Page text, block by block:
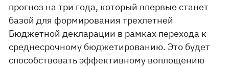
прогноз на три года, который впервые станет
базой для формирования трехлетней
Бюджетной декларации в рамках перехода к
среднесрочному бюджетированию. Это будет
способствовать эффективному воплощению